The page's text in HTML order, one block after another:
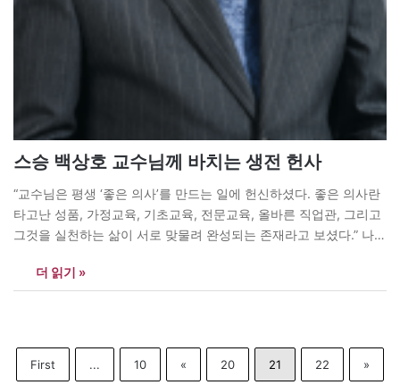
스승 백상호 교수님께 바치는 생전 헌사
“교수님은 평생 ‘좋은 의사’를 만드는 일에 헌신하셨다. 좋은 의사란
타고난 성품, 가정교육, 기초교육, 전문교육, 올바른 직업관, 그리고
그것을 실천하는 삶이 서로 맞물려 완성되는 존재라고 보셨다.” 나의
원해 계신다. 대장암 말기로 식사를 하지 못하시고 비경구 영양에 의
존하고 계신다. 머지않아 이별의 시간이 올 것 같다.…
더 읽기 »
First ... 10 « 20 21 22 »